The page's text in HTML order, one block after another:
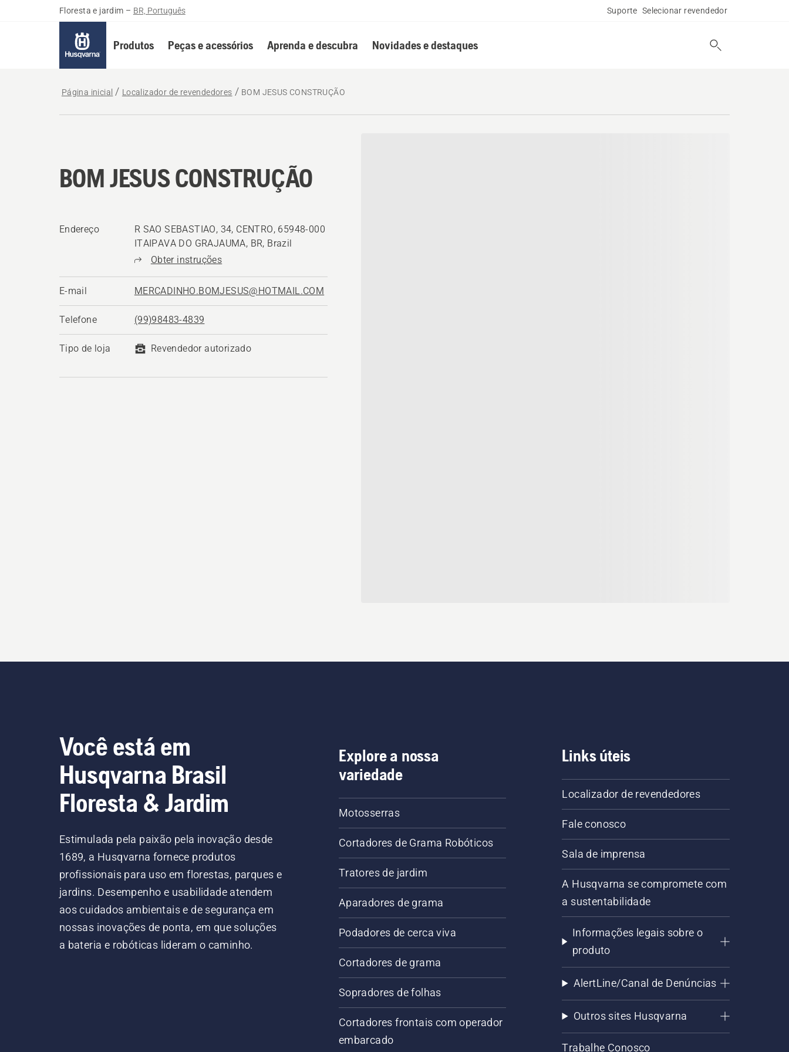
Floresta e jardim – BR, Português Suporte Selecionar revendedor
Produtos Peças e acessórios Aprenda e descubra Novidades e destaques
Página inicial Localizador de revendedores BOM JESUS CONSTRUÇÃO
BOM JESUS CONSTRUÇÃO
Endereço
R SAO SEBASTIAO, 34, CENTRO, 65948-000
ITAIPAVA DO GRAJAUMA, BR, Brazil
Obter instruções
E-mail MERCADINHO.BOMJESUS@HOTMAIL.COM
Telefone (99)98483-4839
Tipo de loja Revendedor autorizado
Você está em
Husqvarna Brasil
Floresta & Jardim
Estimulada pela paixão pela inovação desde
1689, a Husqvarna fornece produtos
profissionais para uso em florestas, parques e
jardins. Desempenho e usabilidade atendem
aos cuidados ambientais e de segurança em
nossas inovações de ponta, em que soluções
a bateria e robóticas lideram o caminho.
Explore a nossa
variedade
Motosserras
Cortadores de Grama Robóticos
Tratores de jardim
Aparadores de grama
Podadores de cerca viva
Cortadores de grama
Sopradores de folhas
Cortadores frontais com operador
embarcado
Links úteis
Localizador de revendedores
Fale conosco
Sala de imprensa
A Husqvarna se compromete com
a sustentabilidade
Informações legais sobre o
produto
AlertLine/Canal de Denúncias
Outros sites Husqvarna
Trabalhe Conosco